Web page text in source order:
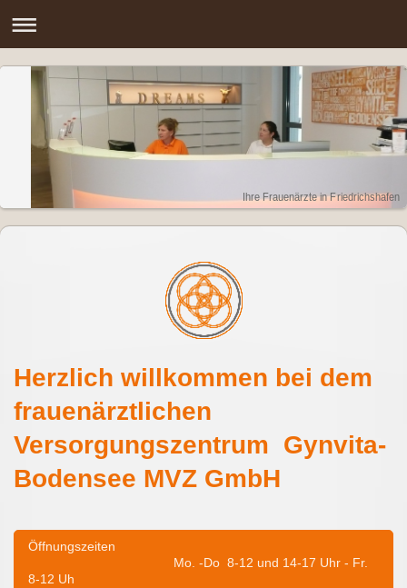
Ihre Frauenärzte in Friedrichshafen
Herzlich willkommen bei dem
frauenärztlichen
Versorgungszentrum Gynvita-
Bodensee MVZ GmbH
Öffnungszeiten
Mo. -Do 8-12 und 14-17 Uhr - Fr.
8-12 Uh